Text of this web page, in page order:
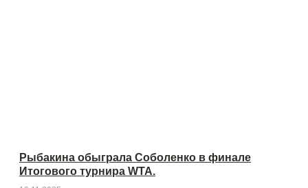
Рыбакина обыграла Соболенко в финале
Итогового турнира WTA.